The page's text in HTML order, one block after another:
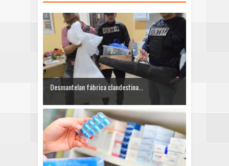
Desmantelan fábrica clandestina...